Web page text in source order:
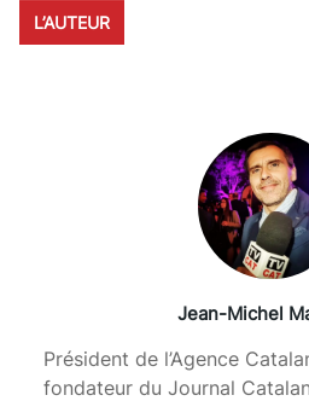
L’AUTEUR
Jean-Michel
Président de l’Agence
fondateur du Journal